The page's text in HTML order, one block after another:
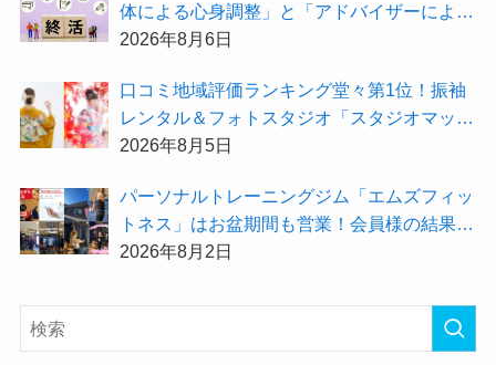
体による心身調整」と「アドバイザーによる
身辺整理の準備」をしてみませんか？
2026年8月6日
⼝コミ地域評価ランキング堂々第1位！振袖
レンタル＆フォトスタジオ「スタジオマック
ス」がお得な『2026年8月限定キャンペー
2026年8月5日
パーソナルトレーニングジム「エムズフィッ
トネス」はお盆期間も営業！会員様の結果を
大公開★
2026年8月2日